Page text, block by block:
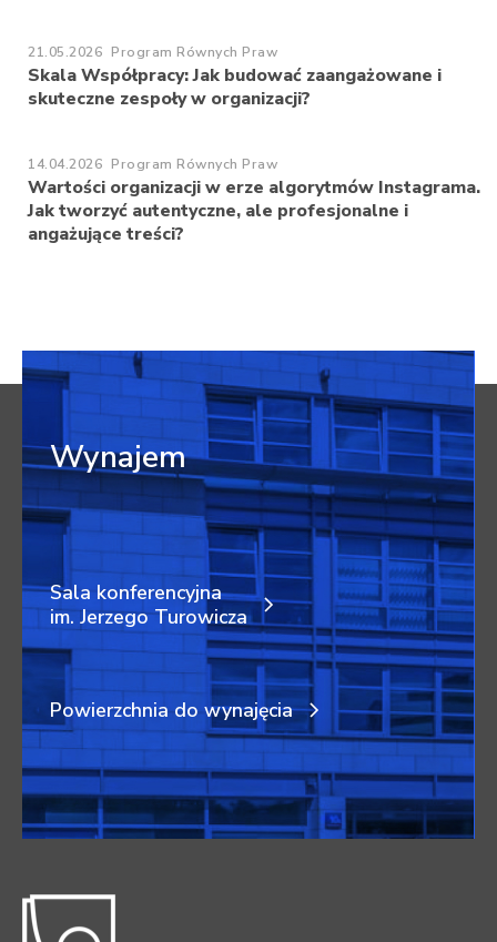
21.05.2026 Program Równych Praw
Skala Współpracy: Jak budować zaangażowane i
skuteczne zespoły w organizacji?
14.04.2026 Program Równych Praw
Wartości organizacji w erze algorytmów Instagrama.
Jak tworzyć autentyczne, ale profesjonalne i
angażujące treści?
Wynajem
Sala konferencyjna
im. Jerzego Turowicza
Powierzchnia do wynajęcia